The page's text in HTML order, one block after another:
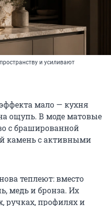
и усиливают
мало — кухня
ощупь. В моде матовые
с брашированной
камень с активными
теплеют: вместо
медь и бронза. Их
ручках, профилях и